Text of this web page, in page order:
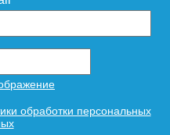
обработки персональных